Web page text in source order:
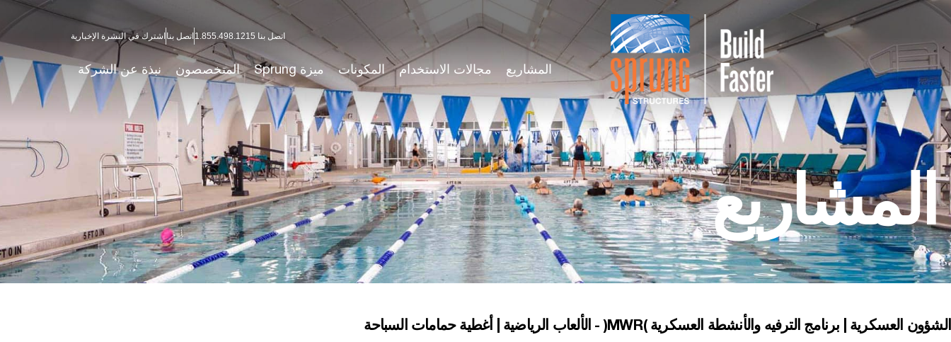
اتصل بنا 1.855.498.1215 اتصل بنا اشترك في النشرة الإخبارية
المشاريع مجالات الاستخدام المكونات ميزة Sprung المتخصصون نبذة عن الشركة
المشاريع
الشؤون العسكرية | برنامج الترفيه والأنشطة العسكرية (MWR) - الألعاب الرياضية | أغطية حمامات السباحة